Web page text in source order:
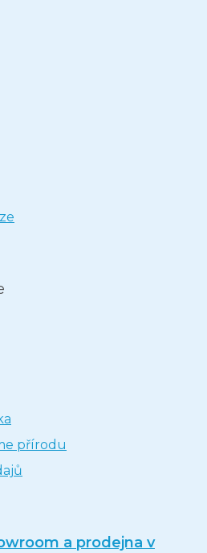
přírodu
a prodejna v